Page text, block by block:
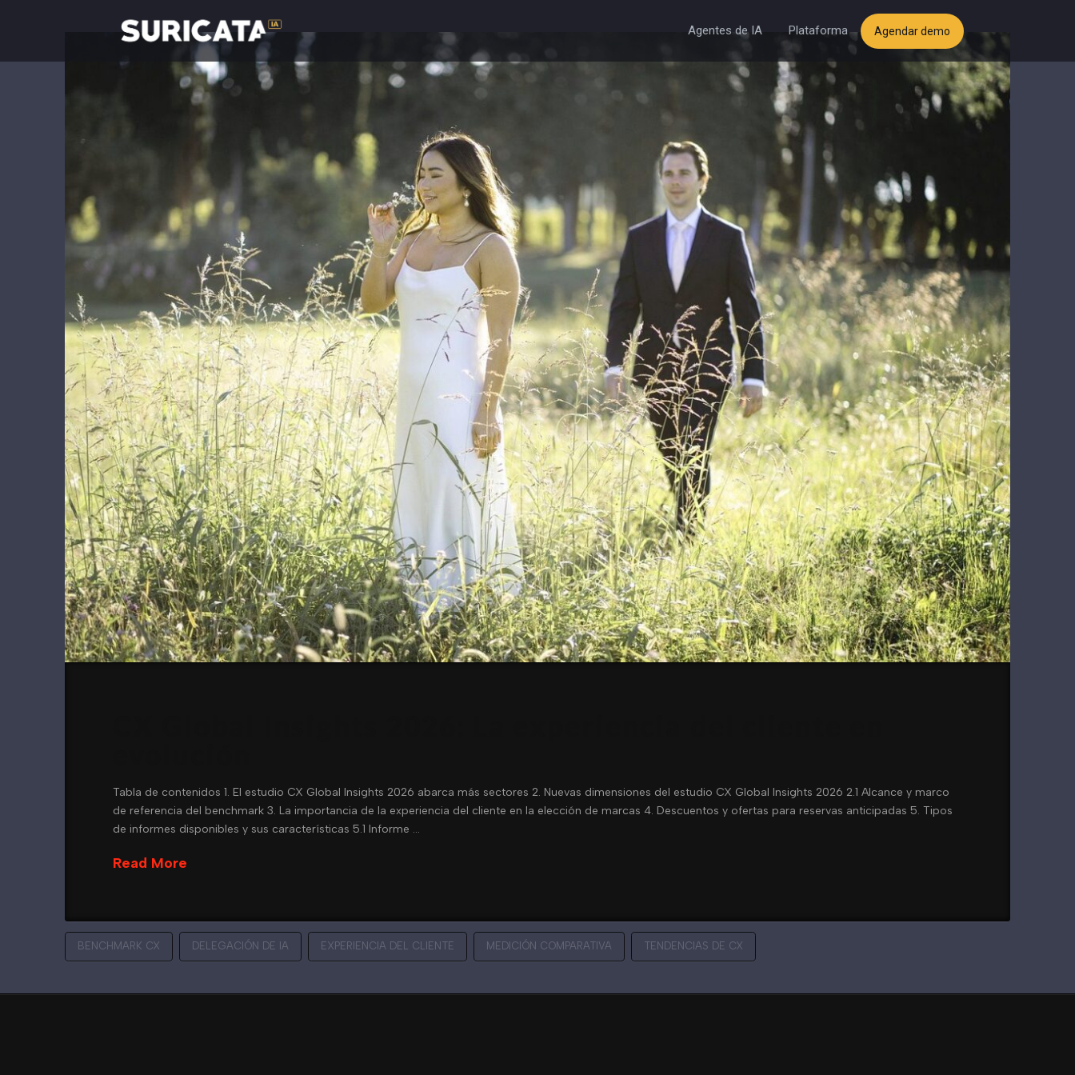
Agentes de IA Plataforma Agendar demo
Tabla de contenidos 1. El estudio CX Global Insights 2026 abarca más sectores 2. Nuevas dimensiones del estudio CX Global Insights 2026 2.1 Alcance y marco
de referencia del benchmark 3. La importancia de la experiencia del cliente en la elección de marcas 4. Descuentos y ofertas para reservas anticipadas 5. Tipos
de informes disponibles y sus características 5.1 Informe …
Read More
BENCHMARK CX DELEGACIÓN DE IA EXPERIENCIA DEL CLIENTE MEDICIÓN COMPARATIVA TENDENCIAS DE CX